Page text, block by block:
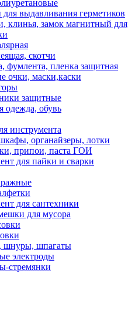
выдавливания герметиков
клинья, замок магнитный для
скотчи
фумлента, пленка защитная
очки, маски,каски
защитные
одежда, обувь
инструмента
органайзеры, лотки
припои, паста ГОИ
для пайки и сварки
для сантехники
для мусора
шнуры, шпагаты
электроды
стремянки